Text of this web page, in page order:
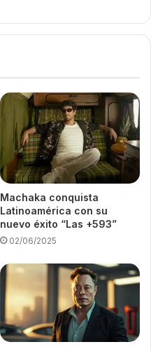
Machaka conquista
Latinoamérica con su
nuevo éxito “Las +593”
02/06/2025